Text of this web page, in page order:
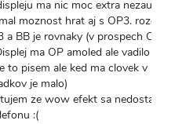
ma nic moc extra nezaujalo.
moznost hrat aj s OP3. rozdiel v
a BB je rovnaky (v prospech OP3)
ma OP amoled ale vadilo mi
to pisem ale ked ma clovek v ruke
je malo)
ze wow efekt sa nedostavil a
:(